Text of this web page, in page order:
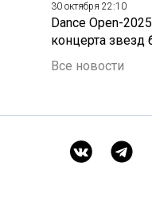
30 октября 22:10
Dance Open-
концерта звезд
Все новости